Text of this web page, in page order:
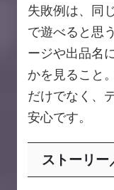
失敗例は、同
で遊べると思
ージや出品名
かを見ること
だけでなく、
安心です。
ストーリー